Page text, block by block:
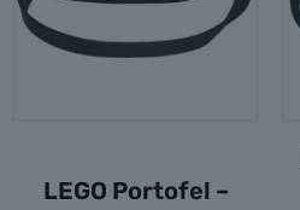
LEGO Portofel –